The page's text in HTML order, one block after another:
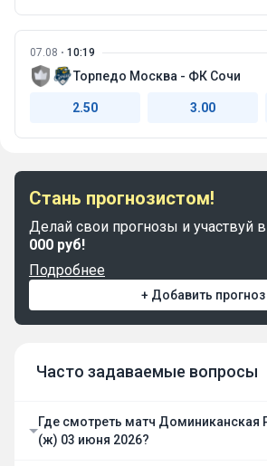
07.08 10:19
Торпедо Москва - ФК Сочи
2.50 3.00
Стань прогнозистом!
Делай свои прогнозы и участвуй
000 руб!
Подробнее
+ Добавить прогноз
Часто задаваемые вопросы
Где смотреть матч Доминиканская
(ж) 03 июня 2026?